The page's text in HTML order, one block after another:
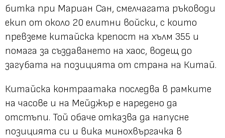
битка при Мариан Сан, смелчагата ръководи
екип от около 20 елитни войски, с които
превземе китайска крепост на хълм 355 и
помага за създаването на хаос, водещ до
загубата на позицията от страна на Китай.
Китайска контраатака последва в рамките
на часове и на Мейджър е наредено да
отстъпи. Той обаче отказва да напусне
позицията си и вика минохвъргачка в